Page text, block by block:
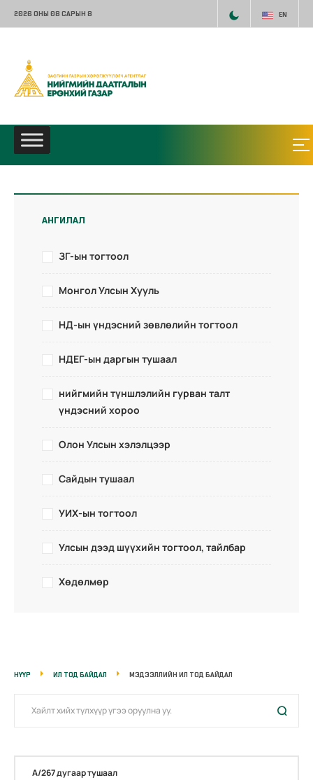
2026 ОНЫ 08 САРЫН 8 EN
АНГИЛАЛ
ЗГ-ын тогтоол
Монгол Улсын Хууль
НД-ын үндэсний зөвлөлийн тогтоол
НДЕГ-ын даргын тушаал
нийгмийн түншлэлийн гурван талт
үндэсний хороо
Олон Улсын хэлэлцээр
Сайдын тушаал
УИХ-ын тогтоол
Улсын дээд шүүхийн тогтоол, тайлбар
Хөдөлмөр
НҮҮР ИЛ ТОД БАЙДАЛ МЭДЭЭЛЛИЙН ИЛ ТОД БАЙДАЛ
А/267 дугаар тушаал